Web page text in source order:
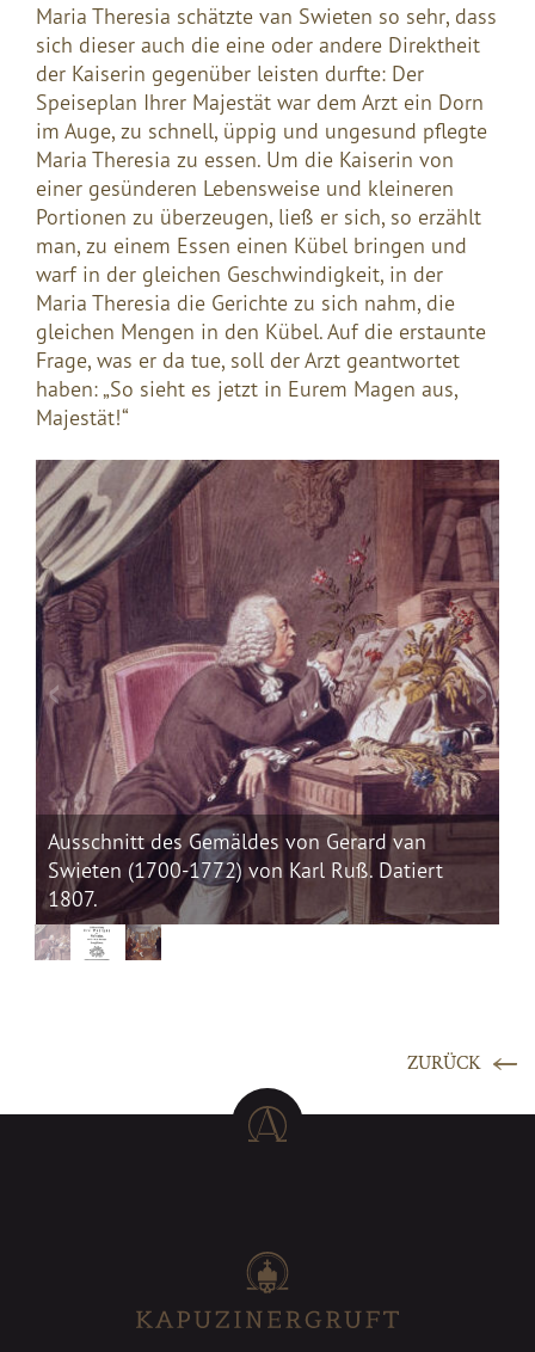
Maria Theresia schätzte van Swieten so sehr, dass
sich dieser auch die eine oder andere Direktheit
der Kaiserin gegenüber leisten durfte: Der
Speiseplan Ihrer Majestät war dem Arzt ein Dorn
im Auge, zu schnell, üppig und ungesund pflegte
Maria Theresia zu essen. Um die Kaiserin von
einer gesünderen Lebensweise und kleineren
Portionen zu überzeugen, ließ er sich, so erzählt
man, zu einem Essen einen Kübel bringen und
warf in der gleichen Geschwindigkeit, in der
Maria Theresia die Gerichte zu sich nahm, die
gleichen Mengen in den Kübel. Auf die erstaunte
Frage, was er da tue, soll der Arzt geantwortet
haben: „So sieht es jetzt in Eurem Magen aus,
Majestät!“
van
Datiert
Titelseite der Abhandlung des Daseyns der
Gespenster von A.U. Mayer, erschienen
ZURÜCK